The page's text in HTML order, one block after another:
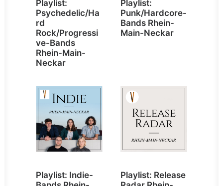
Playlist:
Psychedelic/Ha
rd
Rock/Progressi
ve-Bands
Rhein-Main-
Neckar
Playlist:
Punk/Hardcore-
Bands Rhein-
Main-Neckar
Playlist: Indie-
Playlist: Release